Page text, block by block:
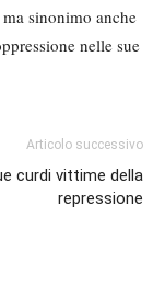
sinonimo anche
nelle sue
Articolo successivo
curdi vittime della
repressione